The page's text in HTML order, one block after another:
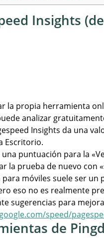
Insights
la propia herramienta
analizar
Insights da una
Escritorio.
puntuación para la
la prueba de nuevo con
móviles suele ser
eso no es realmente
sugerencias para
google.com/speed/
de